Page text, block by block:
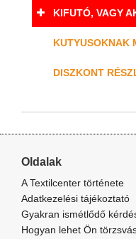
KIFUTÓ, VAGY
KUTYUSOKNAK
DISZKONT
Oldalak
A Textilcenter története
Adatkezelési tájékoztató
Gyakran ismétlődő
Hogyan lehet Ön